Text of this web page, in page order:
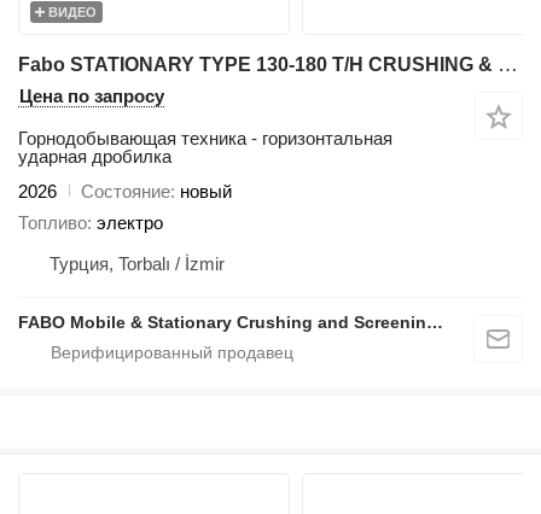
ВИДЕО
Fabo STATIONARY TYPE 130-180 T/H CRUSHING & SCREENING PLANT
Цена по запросу
Горнодобывающая техника - горизонтальная
ударная дробилка
2026
Состояние новый
Топливо электро
Турция, Torbalı / İzmir
FABO Mobile & Stationary Crushing and Screening Plants | Concrete Batching Plants Manufacturer